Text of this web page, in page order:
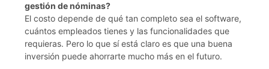
gestión de nóminas?
El costo depende de qué tan completo sea el software,
cuántos empleados tienes y las funcionalidades que
requieras. Pero lo que sí está claro es que una buena
inversión puede ahorrarte mucho más en el futuro.